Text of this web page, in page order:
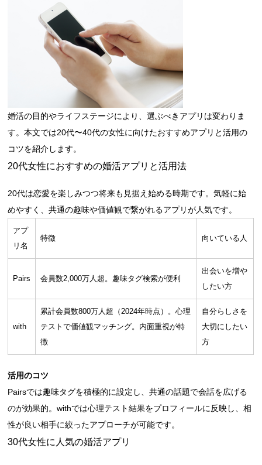
婚活の目的やライフステージにより、選ぶべきアプリは変わりま
す。本文では20代〜40代の女性に向けたおすすめアプリと活用の
コツを紹介します。
20代女性におすすめの婚活アプリと活用法
20代は恋愛を楽しみつつ将来も見据え始める時期です。気軽に始
めやすく、共通の趣味や価値観で繋がれるアプリが人気です。
アプ
リ名
特徴 向いている人
Pairs 会員数2,000万人超。趣味タグ検索が便利
出会いを増や
したい方
with
累計会員数800万人超（2024年時点）。心理
テストで価値観マッチング。内面重視が特
徴
自分らしさを
大切にしたい
方
活用のコツ
Pairsでは趣味タグを積極的に設定し、共通の話題で会話を広げる
のが効果的。withでは心理テスト結果をプロフィールに反映し、相
性が良い相手に絞ったアプローチが可能です。
30代女性に人気の婚活アプリ